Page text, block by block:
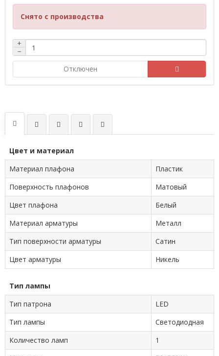
Снято с производства
+
−
Отключен
Цвет и материал
Материал плафона
Пластик
Поверхность плафонов
Матовый
Цвет плафона
Белый
Материал арматуры
Металл
Тип поверхности арматуры
Сатин
Цвет арматуры
Никель
Тип лампы
Тип патрона
LED
Тип лампы
Светодиодная
Количество ламп
1